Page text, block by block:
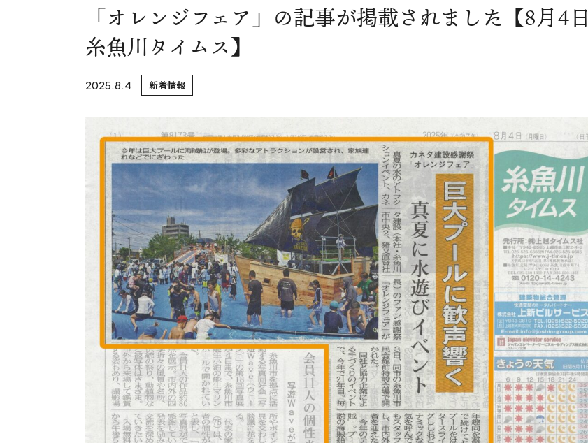
ブログ
お問い合わせ
「オレンジフェア」の記事が掲載されました【8月4日
糸魚川タイムス】
2025.8.4 新着情報